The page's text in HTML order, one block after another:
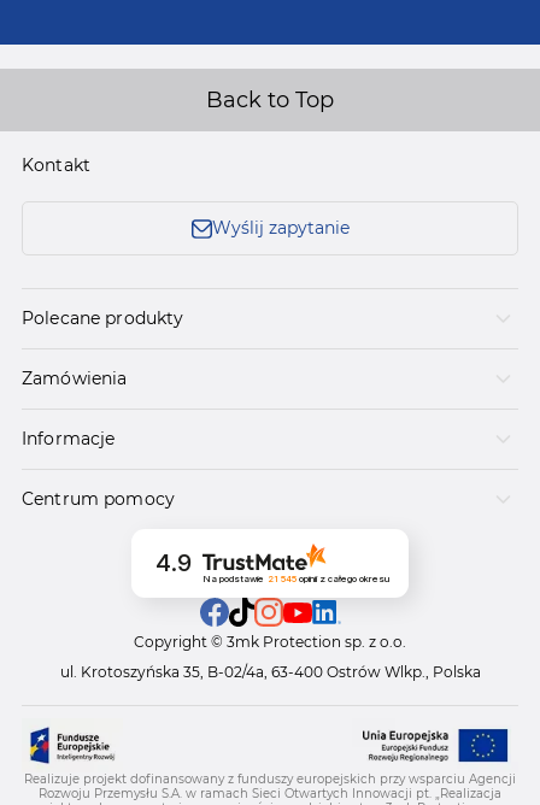
Back to Top
Kontakt
Wyślij zapytanie
Polecane produkty
Zamówienia
Informacje
Centrum pomocy
4.9
Na podstawie 21 545 opinii z całego okresu
Copyright © 3mk Protection sp. z o.o.
ul. Krotoszyńska 35, B-02/4a, 63-400 Ostrów Wlkp., Polska
Realizuje projekt dofinansowany z funduszy europejskich przy wsparciu Agencji
Rozwoju Przemysłu S.A. w ramach Sieci Otwartych Innowacji pt. „Realizacja